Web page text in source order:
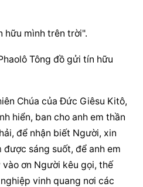
hữu mình trên trời".
Tông đồ gửi tín hữu
Chúa của Ðức Giêsu Kitô,
hiển, ban cho anh em thần
để nhận biết Người, xin
sáng suốt, để anh em
ơn Người kêu gọi, thế
vinh quang nơi các